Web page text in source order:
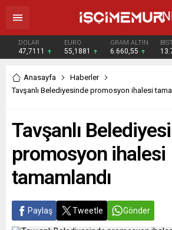
DOLAR
47,7111
EURO
55,1881
GRAM ALTIN
6.660,55
Anasayfa
Haberler
Tavşanlı Belediyesinde promosyon ihalesi
Tavşanlı
promosyon ihalesi
tamamlandı
Paylaş Tweetle Gönder